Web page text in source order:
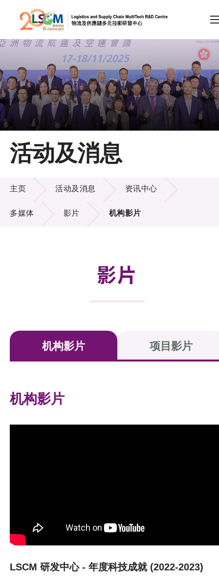
跳到内容（按回车键）
会员登录
A A EN 繁 简
主页
关于LSCM
技术商品化
项目及资助计划
活动及消息
资讯中心
科技分享
活动及消息
活动及消息
主页 活动及消息 资讯中心
多媒体 影片 机构影片
影片
机构影片 项目影片
机构影片
LSCM 研发中心 - 年度科技成就 (2022-2023)